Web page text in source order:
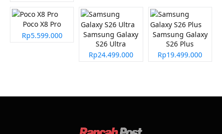
Poco X8 Pro
Rp5.599.000
Samsung Galaxy
S26 Ultra
Rp24.499.000
Samsung Galaxy
S26 Plus
Rp19.499.000